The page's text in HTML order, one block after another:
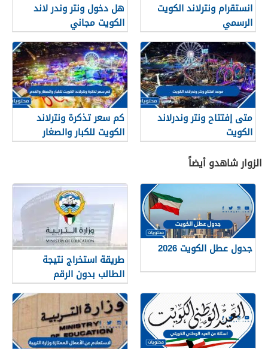
انستقرام ونترلاند الكويت
الرسمي
هل دخول ونتر وندر لاند
الكويت مجاني
متى إفتتاح ونتر وندرلاند
الكويت
كم سعر تذكرة ونترلاند
الكويت للكبار والصغار
والخدم 2026
الزوار شاهدو أيضاً
جدول عطل الكويت 2026
طريقة استخراج نتيجة
الطالب بدون الرقم
التسلسلي في الكويت